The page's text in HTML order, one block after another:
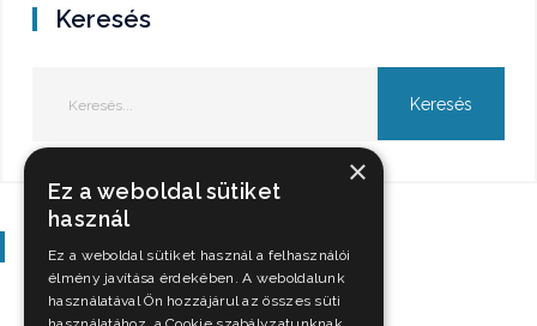
Keresés
Szavazás
×
Ez a weboldal sütiket
használ
Ez a weboldal sütiket használ a felhasználói
élmény javítása érdekében. A weboldalunk
használatával Ön hozzájárul az összes süti